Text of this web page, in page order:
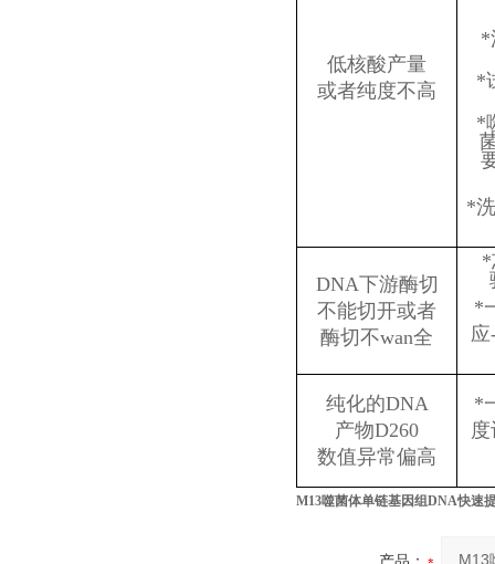
低核酸产量
或者纯度不高
*
*
*
*
DNA下游酶切
不能切开或者
酶切不wan全
*
*
纯化的DNA
产物D260
数值异常偏高
*
M13噬菌体单链基因组DNA快速